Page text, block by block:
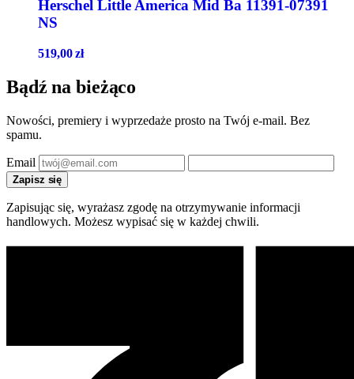
Herschel Little America Mid Ba 11391-07391
NS
519,00zł
Bądź na bieżąco
Nowości, premiery i wyprzedaże prosto na Twój e-mail. Bez
spamu.
Email
Zapisz się
Zapisując się, wyrażasz zgodę na otrzymywanie informacji
handlowych. Możesz wypisać się w każdej chwili.